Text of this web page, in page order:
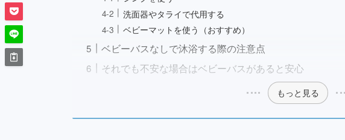
洗面器やタライで代用する
ベビーマットを使う（おすすめ）
ベビーバスなしで沐浴する際の注意点
それでも不安な場合はベビーバスがあると安心
もっと見る